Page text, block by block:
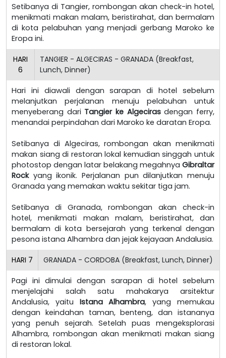
Setibanya di Tangier, rombongan akan check-in hotel,
menikmati makan malam, beristirahat, dan bermalam
di kota pelabuhan yang menjadi gerbang Maroko ke
Eropa ini.
HARI
6
TANGIER - ALGECIRAS - GRANADA (Breakfast,
Lunch, Dinner)
Hari ini diawali dengan sarapan di hotel sebelum
melanjutkan perjalanan menuju pelabuhan untuk
menyeberang dari Tangier ke Algecirasdengan ferry,
menandai perpindahan dari Maroko ke daratan Eropa.
Setibanya di Algeciras, rombongan akan menikmati
makan siang di restoran lokal kemudian singgah untuk
photostop dengan latar belakang megahnya Gibraltar
Rockyang ikonik. Perjalanan pun dilanjutkan menuju
Granada yang memakan waktu sekitar tiga jam.
Setibanya di Granada, rombongan akan check-in
hotel, menikmati makan malam, beristirahat, dan
bermalam di kota bersejarah yang terkenal dengan
pesona istana Alhambra dan jejak kejayaan Andalusia.
HARI 7 GRANADA - CORDOBA (Breakfast, Lunch, Dinner)
Pagi ini dimulai dengan sarapan di hotel sebelum
menjelajahi salah satu mahakarya arsitektur
Andalusia, yaitu Istana Alhambra, yang memukau
dengan keindahan taman, benteng, dan istananya
yang penuh sejarah. Setelah puas mengeksplorasi
Alhambra, rombongan akan menikmati makan siang
di restoran lokal.